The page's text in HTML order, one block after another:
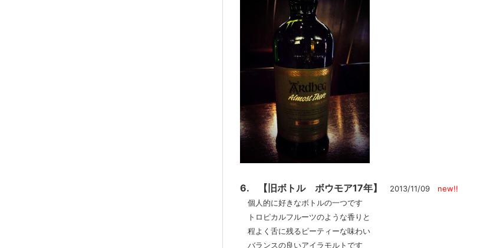
6. 【旧ボトル ボウモア17年】 2013/11/09 new!!
個人的に好きなボトルの一つです
トロピカルフルーツのような香りと
程よく舌に残るピーティーな味わい
バランスの良いアイラモルトです